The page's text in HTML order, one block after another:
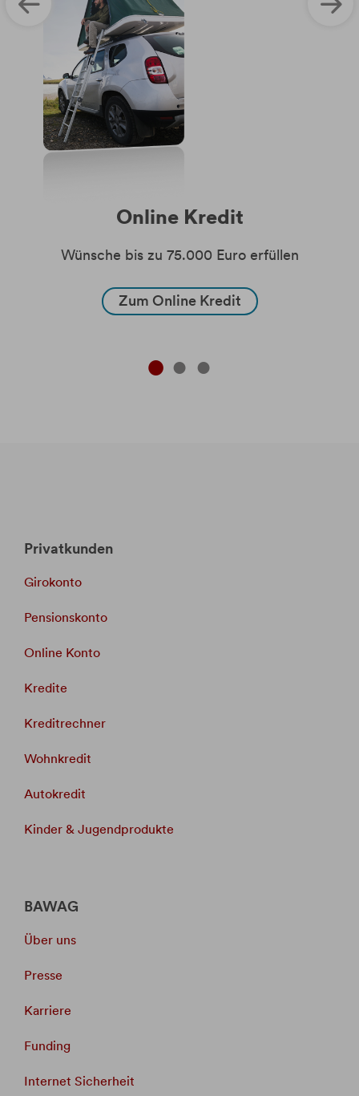
Online Kredit
Wünsche bis zu 75.000 Euro erfüllen
Zum Online Kredit
Privatkunden
Girokonto
Pensionskonto
Online Konto
Kredite
Kreditrechner
Wohnkredit
Autokredit
Kinder & Jugendprodukte
BAWAG
Über uns
Presse
Karriere
Funding
Internet Sicherheit